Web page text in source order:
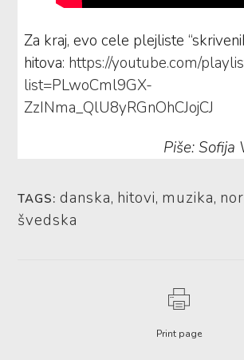
Za kraj, evo cele plejliste
hitova: https://youtube.com/
list=PLwoCml9GX-
ZzINma_QlU8yRGnOhCJojCJ
Piše: Sofija
TAGS: danska, hitovi, muzika,
švedska
Print page